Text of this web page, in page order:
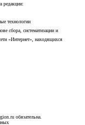
редакции:
технологии
сбора, систематизации и
«Интернет», находящихся
обязательна.